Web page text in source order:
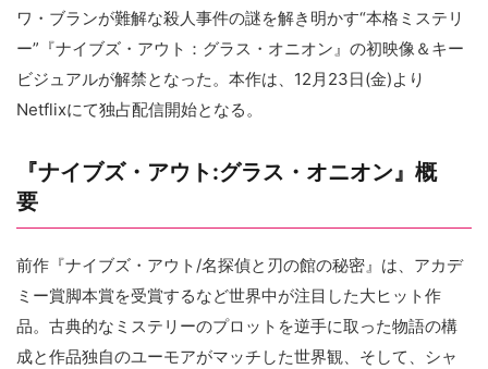
ワ・ブランが難解な殺人事件の謎を解き明かす“本格ミステリ
ー”『ナイブズ・アウト：グラス・オニオン』の初映像＆キー
ビジュアルが解禁となった。本作は、12月23日(金)より
Netflixにて独占配信開始となる。
『ナイブズ・アウト:グラス・オニオン』概
要
前作『ナイブズ・アウト/名探偵と刃の館の秘密』は、アカデ
ミー賞脚本賞を受賞するなど世界中が注目した大ヒット作
品。古典的なミステリーのプロットを逆手に取った物語の構
成と作品独自のユーモアがマッチした世界観、そして、シャ